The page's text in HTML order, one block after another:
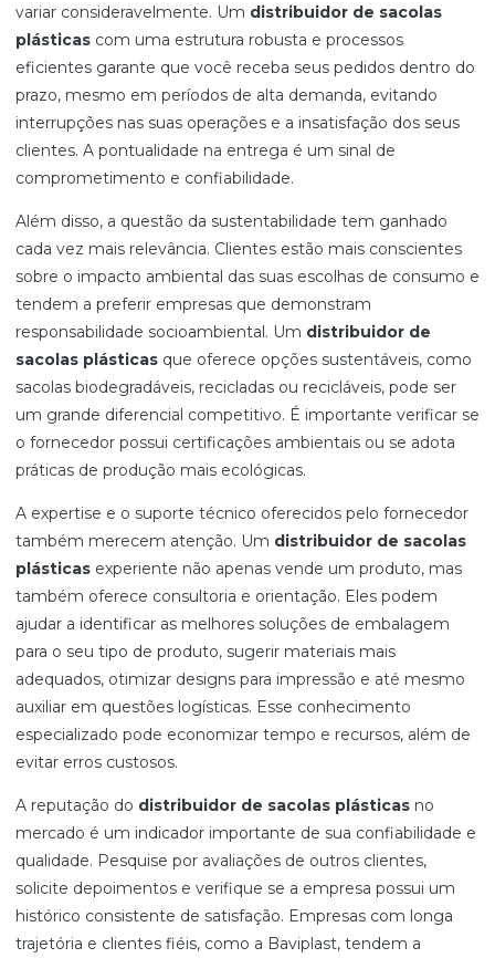
variar consideravelmente. Um distribuidor de sacolas
plásticas com uma estrutura robusta e processos
eficientes garante que você receba seus pedidos dentro do
prazo, mesmo em períodos de alta demanda, evitando
interrupções nas suas operações e a insatisfação dos seus
clientes. A pontualidade na entrega é um sinal de
comprometimento e confiabilidade.
Além disso, a questão da sustentabilidade tem ganhado
cada vez mais relevância. Clientes estão mais conscientes
sobre o impacto ambiental das suas escolhas de consumo e
tendem a preferir empresas que demonstram
responsabilidade socioambiental. Um distribuidor de
sacolas plásticas que oferece opções sustentáveis, como
sacolas biodegradáveis, recicladas ou recicláveis, pode ser
um grande diferencial competitivo. É importante verificar se
o fornecedor possui certificações ambientais ou se adota
práticas de produção mais ecológicas.
A expertise e o suporte técnico oferecidos pelo fornecedor
também merecem atenção. Um distribuidor de sacolas
plásticas experiente não apenas vende um produto, mas
também oferece consultoria e orientação. Eles podem
ajudar a identificar as melhores soluções de embalagem
para o seu tipo de produto, sugerir materiais mais
adequados, otimizar designs para impressão e até mesmo
auxiliar em questões logísticas. Esse conhecimento
especializado pode economizar tempo e recursos, além de
evitar erros custosos.
A reputação do distribuidor de sacolas plásticas no
mercado é um indicador importante de sua confiabilidade e
qualidade. Pesquise por avaliações de outros clientes,
solicite depoimentos e verifique se a empresa possui um
histórico consistente de satisfação. Empresas com longa
trajetória e clientes fiéis, como a Baviplast, tendem a